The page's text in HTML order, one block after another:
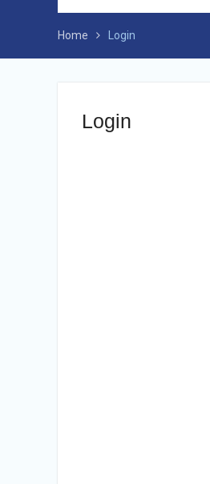
Home Login
Login